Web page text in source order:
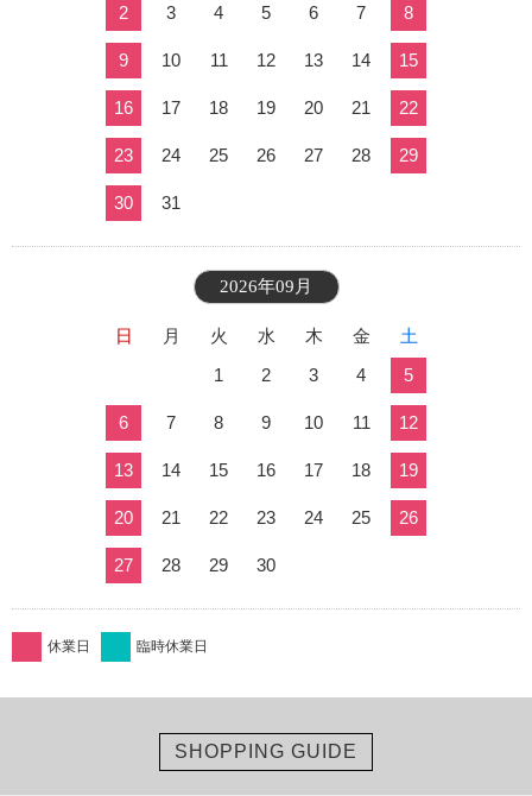
2 3 4 5 6 7 8
9 10 11 12 13 14 15
16 17 18 19 20 21 22
23 24 25 26 27 28 29
30 31
2026年09月
日 月 火 水 木 金
土
1
2 3 4 5
6 7 8 9 10 11 12
13 14 15 16 17 18 19
20 21 22 23 24 25 26
27 28 29 30
休業日 臨時休業日
SHOPPING GUIDE